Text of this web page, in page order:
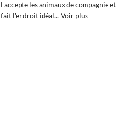
les animaux de compagnie et
l'endroit idéal... Voir plus